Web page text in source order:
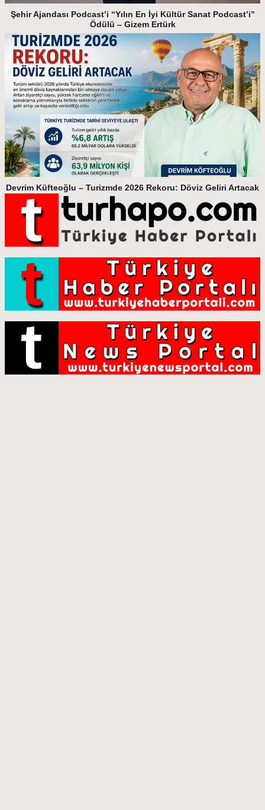
Şehir Ajandası Podcast’i “Yılın En İyi Kültür Sanat Podcast’i”
Ödülü – Gizem Ertürk
Devrim Küfteoğlu – Turizmde 2026 Rekoru: Döviz Geliri Artacak